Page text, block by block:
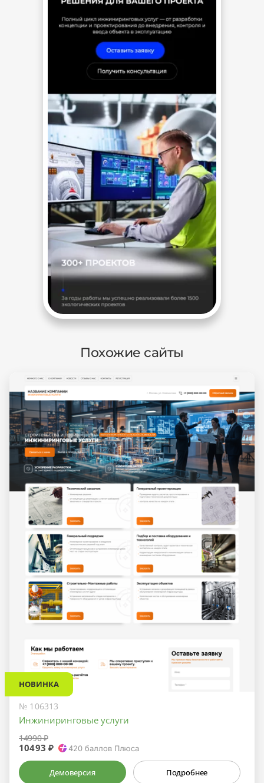
Похожие сайты
НОВИНКА
№ 106313
Инжиниринговые услуги
14990 ₽
10493 ₽ 420 баллов Плюса
Демоверсия Подробнее